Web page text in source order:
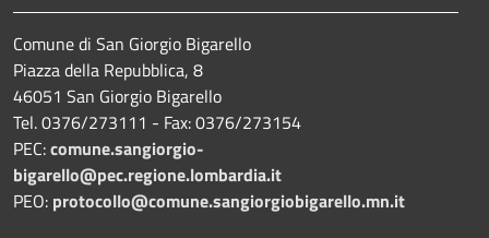
Comune di San Giorgio Bigarello
Piazza della Repubblica, 8
46051 San Giorgio Bigarello
Tel. 0376/273111 - Fax: 0376/273154
PEC:comune.sangiorgio-
bigarello@pec.regione.lombardia.it
PEO: protocollo@comune.sangiorgiobigarello.mn.it